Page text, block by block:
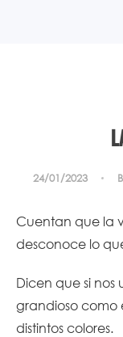
24/01/2023
Cuentan que la
desconoce lo
Dicen que si nos
grandioso como
distintos colores.